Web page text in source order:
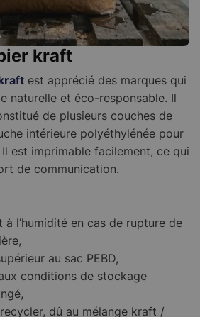
kraft
est apprécié des marques qui
naturelle et éco-responsable. Il
de plusieurs couches de
intérieure polyéthylénée pour
Il est imprimable facilement, ce qui
de communication.
à l’humidité en cas de rupture de
au sac PEBD,
conditions de stockage
dû au mélange kraft /